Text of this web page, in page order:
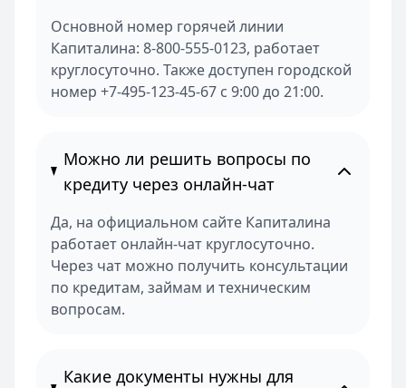
Основной номер горячей линии
Капиталина: 8-800-555-0123, работает
круглосуточно. Также доступен городской
номер +7-495-123-45-67 с 9:00 до 21:00.
Можно ли решить вопросы по
кредиту через онлайн-чат
Да, на официальном сайте Капиталина
работает онлайн-чат круглосуточно.
Через чат можно получить консультации
по кредитам, займам и техническим
вопросам.
Какие документы нужны для